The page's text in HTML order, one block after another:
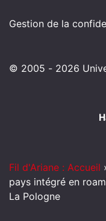
Gestion de la
© 2005 - 2026
Fil d'Ariane : Accueil
pays intégré en
La Pologne